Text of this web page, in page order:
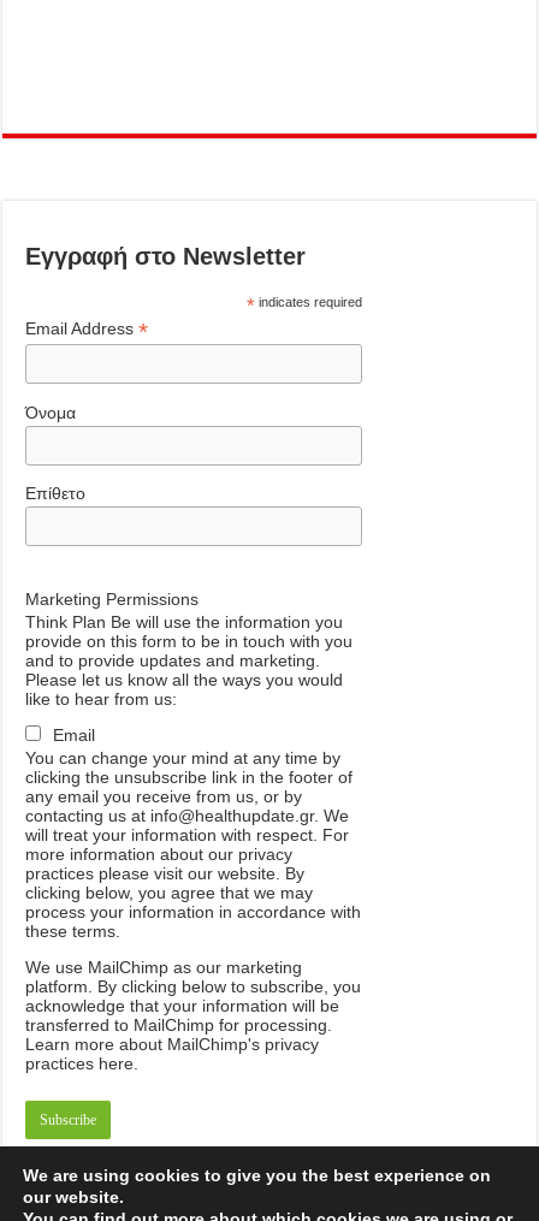
Εγγραφή στο Newsletter
*indicates required
Email Address*
Όνομα
Επίθετο
Marketing Permissions
Think Plan Be will use the information you
provide on this form to be in touch with you
and to provide updates and marketing.
Please let us know all the ways you would
like to hear from us:
Email
You can change your mind at any time by
clicking the unsubscribe link in the footer of
any email you receive from us, or by
contacting us at info@healthupdate.gr. We
will treat your information with respect. For
more information about our privacy
practices please visit our website. By
clicking below, you agree that we may
process your information in accordance with
these terms.
We use MailChimp as our marketing
platform
By clicking below to subscribe ,you
acknowledge that your information will be
transferred to MailChimp for processing
Learn more about MailChimp's privacy
practices here
We are using cookies to give you the best experience on
our website.